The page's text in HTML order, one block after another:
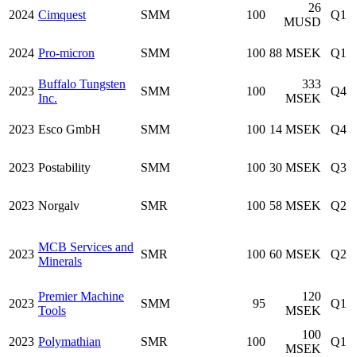
2024 Cimquest SMM 100
26
MUSD
Q1
2024 Pro-micron SMM 100 88 MSEK Q1
2023
Buffalo Tungsten
Inc.
SMM 100
333
MSEK
Q4
2023 Esco GmbH SMM 100 14 MSEK Q4
2023 Postability SMM 100 30 MSEK Q3
2023 Norgalv SMR 100 58 MSEK Q2
2023
MCB Services and
Minerals
SMR 100 60 MSEK Q2
2023
Premier Machine
Tools
SMM 95
120
MSEK
Q1
2023 Polymathian SMR 100
100
MSEK
Q1